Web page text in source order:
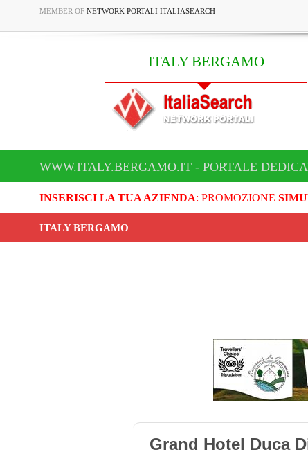
MEMBER OF NETWORK PORTALI ITALIASEARCH
ITALY BERGAMO
WWW.ITALY.BERGAMO.IT - PORTALE
INSERISCI LA TUA AZIENDA: PROMOZIONE
ITALY BERGAMO
Grand Hotel Duca